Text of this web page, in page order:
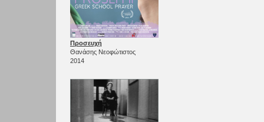
Προσευχή
Θανάσης Νεοφώτιστος
2014